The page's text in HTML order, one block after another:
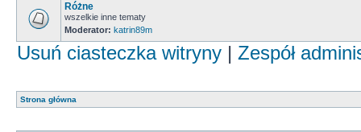
Różne
wszelkie inne tematy
Moderator: katrin89m
Usuń ciasteczka witryny | Zespół
Strona główna